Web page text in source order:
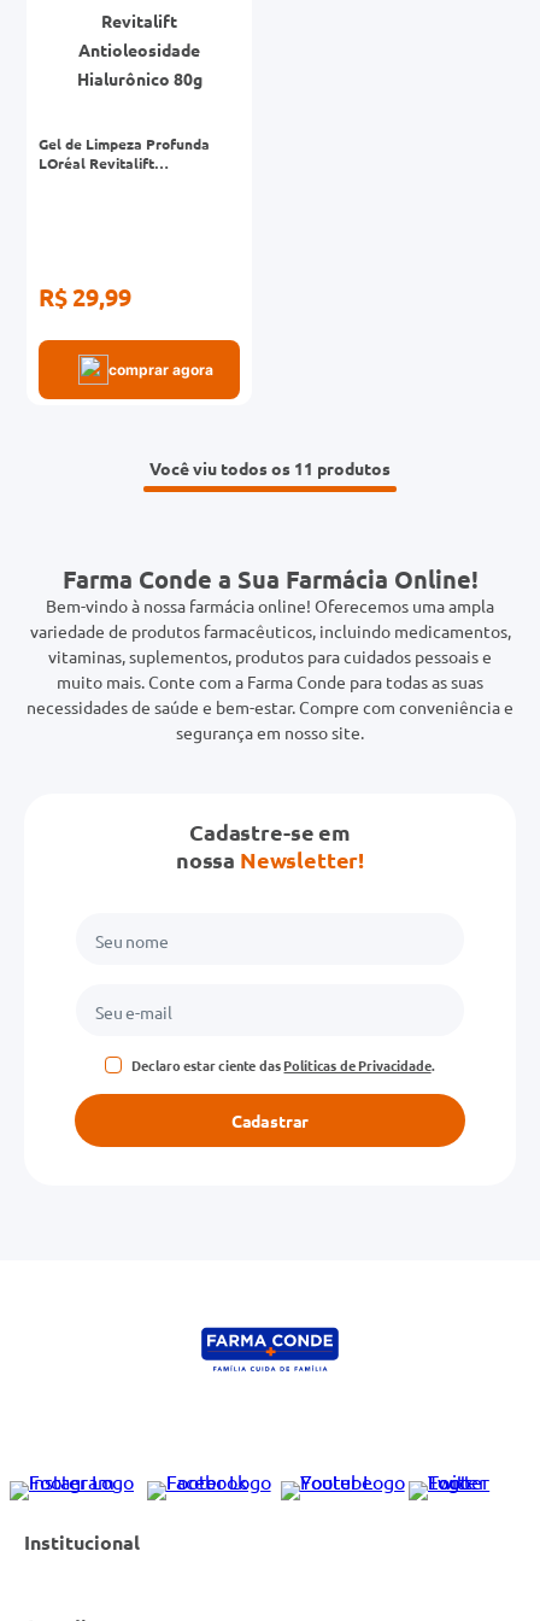
Gel de Limpeza Profunda
LOréal Revitalift
R$ 29,99
comprar agora
Você viu todos os 11
Farma Conde a Sua Farmácia Online!
Bem-vindo à nossa farmácia online! Oferecemos uma ampla
variedade de produtos farmacêuticos, incluindo medicamentos,
vitaminas, suplementos, produtos para cuidados pessoais e
muito mais. Conte com a Farma Conde para todas as suas
necessidades de saúde e bem-estar. Compre com conveniência e
segurança em nosso site.
Cadastre-se em
nossa Newsletter!
Declaro estar ciente dasPolíticas de Privacidade.
Cadastrar
Institucional